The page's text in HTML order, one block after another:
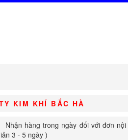
KIM KHÍ BẮC HÀ
Nhận hàng trong ngày đối với đơn
3 - 5 ngày )